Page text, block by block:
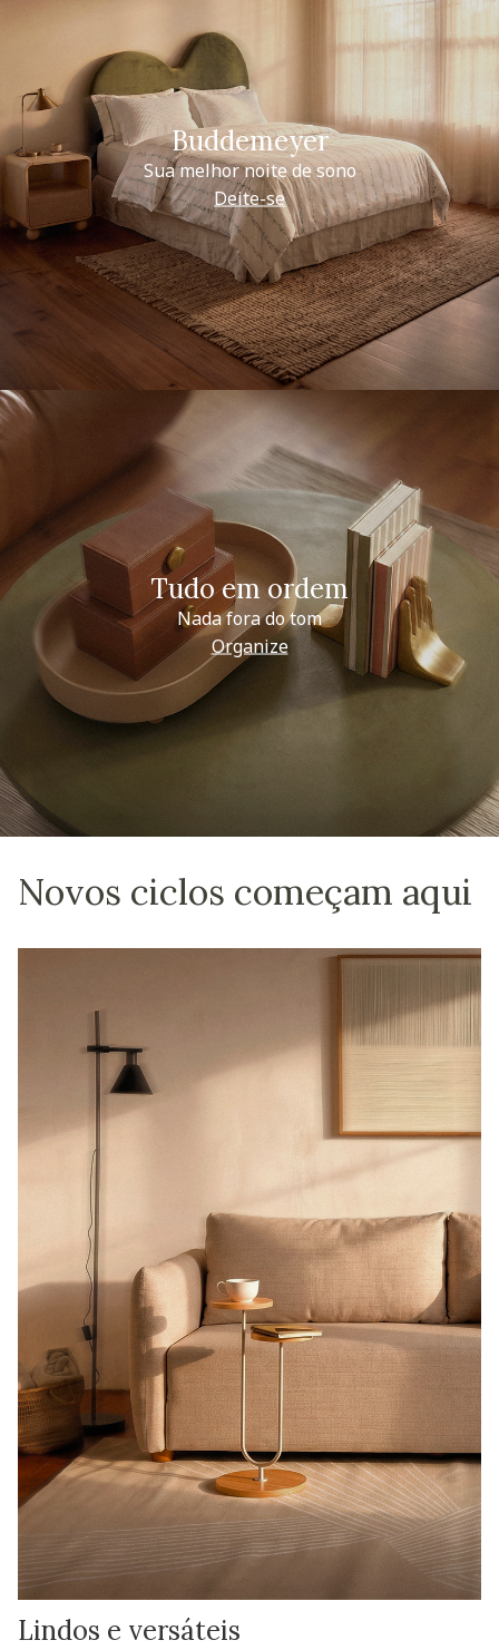
Buddemeyer
Sua melhor noite de sono
Deite-se
Tudo em ordem
Nada fora do tom
Organize
Novos ciclos começam aqui
Lindos e versáteis